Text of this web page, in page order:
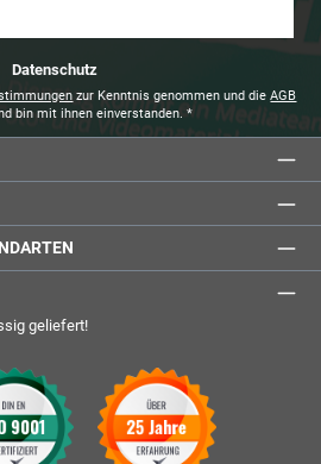
Datenschutz
zur Kenntnis genommen und dieAGB
bin mit ihnen einverstanden. *
geliefert!